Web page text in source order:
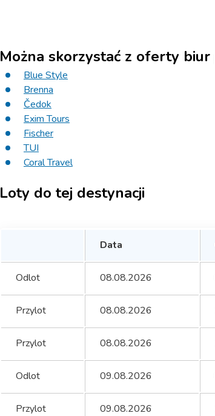
Można skorzystać z oferty biur
Blue Style
Brenna
Čedok
Exim Tours
Fischer
TUI
Coral Travel
Loty do tej destynacji
Data
Odlot 08.08.2026
Przylot 08.08.2026
Przylot 08.08.2026
Odlot 09.08.2026
Przylot 09.08.2026